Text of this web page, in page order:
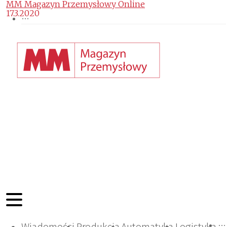
MM Magazyn Przemysłowy Online
17.3.2020